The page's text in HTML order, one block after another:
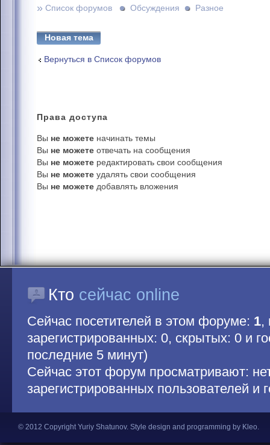
» Список форумов Обсуждения Разное
Новая тема
Вернуться в Список форумов
Права доступа
Вы не можете начинать темы
Вы не можете отвечать на сообщения
Вы не можете редактировать свои сообщения
Вы не можете удалять свои сообщения
Вы не можете добавлять вложения
Кто сейчас online
Сейчас посетителей в этом форуме: 1,
зарегистрированных: 0, скрытых: 0 и
последние 5 минут)
Сейчас этот форум просматривают:
зарегистрированных пользователей и
© 2012 Copyright Yuriy Shatunov. Style design and programming by Kleo.